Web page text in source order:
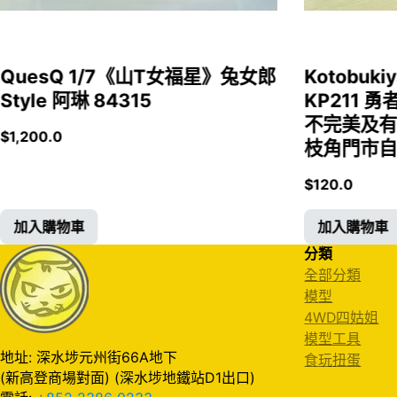
QuesQ 1/7《山T女福星》兔女郎
Style 阿琳 84315
$1,200.0
加入購物車
KP211 勇
不完美及
枝角門市
$120.0
加入購物車
地址: 深水埗元州街66A地下
(新高登商場對面) (深水埗地鐵站D1出口)
分類
全部分類
模型
4WD四姑姐
模型工具
食玩扭蛋